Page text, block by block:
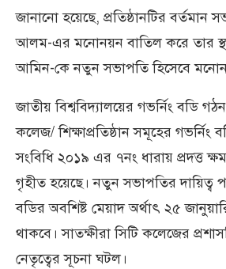
জানানো হয়েছে, প্রতিষ্ঠানটির বর্তমান
আলম-এর মনোনয়ন বাতিল করে তার
আমিন-কে নতুন সভাপতি হিসেবে
জাতীয় বিশ্ববিদ্যালয়ের গভর্নিং বডি
কলেজ/ শিক্ষাপ্রতিষ্ঠান সমূহের গভর্নিং
সংবিধি ২০১৯ এর ৭নং ধারায় প্রদত্ত
গৃহীত হয়েছে। নতুন সভাপতির দায়িত্ব
বডির অবশিষ্ট মেয়াদ অর্থাৎ ২৫
থাকবে। সাতক্ষীরা সিটি কলেজের
নেতৃত্বের সূচনা ঘটল।